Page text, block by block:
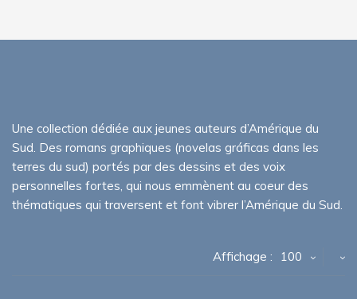
Une collection dédiée aux jeunes auteurs d’Amérique du
Sud. Des romans graphiques (novelas gráficas dans les
terres du sud) portés par des dessins et des voix
personnelles fortes, qui nous emmènent au coeur des
thématiques qui traversent et font vibrer l’Amérique du Sud.
Affichage : 100